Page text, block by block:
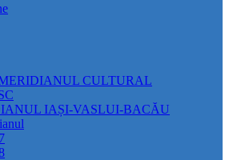
CULTURAL
IAȘI-VASLUI-BACĂU